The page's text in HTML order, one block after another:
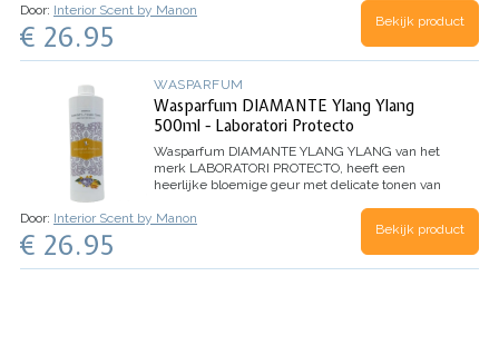
evolueert het parfum beter en behoudt het de
Inhoud 500ml (voor 100
Door: Interior Scent by Manon
€ 26.95 Bekijk product
WASPARFUM
Wasparfum DIAMANTE Ylang Ylang
500ml - Laboratori Protecto
Wasparfum DIAMANTE YLANG YLANG van het
merk LABORATORI PROTECTO, heeft een
heerlijke bloemige geur met delicate tonen van
Dennen
HART: Jasmijn, Lelie, Roos
Inhoud 500ml
Door: Interior Scent by Manon
€ 26.95 Bekijk product